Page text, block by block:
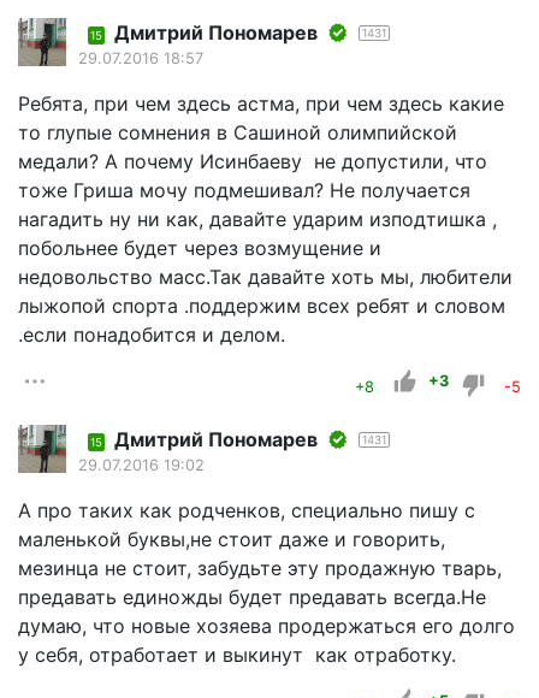
15 Дмитрий Пономарев 1431
29.07.2016 18:57
Ребята, при чем здесь астма, при чем здесь какие
то глупые сомнения в Сашиной олимпийской
медали? А почему Исинбаеву не допустили, что
тоже Гриша мочу подмешивал? Не получается
нагадить ну ни как, давайте ударим изподтишка ,
побольнее будет через возмущение и
недовольство масс.Так давайте хоть мы, любители
лыжопой спорта .поддержим всех ребят и словом
.если понадобится и делом.
+8 +3 -5
15 Дмитрий Пономарев 1431
29.07.2016 19:02
А про таких как родченков, специально пишу с
маленькой буквы,не стоит даже и говорить,
мезинца не стоит, забудьте эту продажную тварь,
предавать единожды будет предавать всегда.Не
думаю, что новые хозяева продержаться его долго
у себя, отработает и выкинут как отработку.